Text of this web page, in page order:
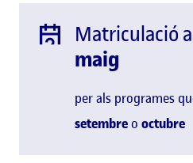
Matriculació
maig
per als programes
setembreo octubre